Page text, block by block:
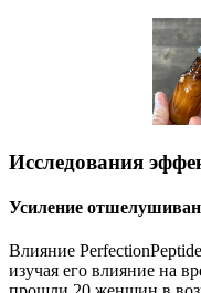
Исследования
Усиление
Влияние
изучая его влияние на